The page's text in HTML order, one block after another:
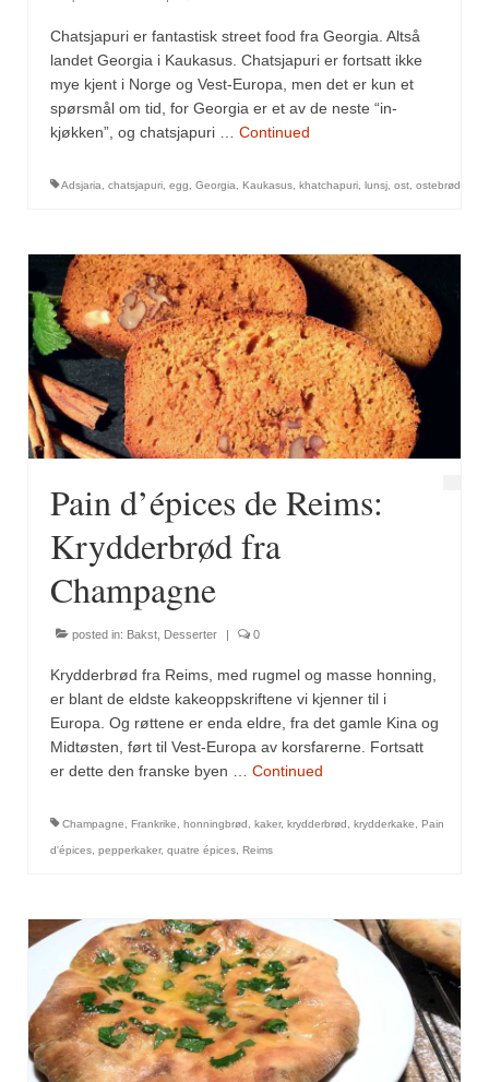
Chatsjapuri er fantastisk street food fra Georgia. Altså
landet Georgia i Kaukasus. Chatsjapuri er fortsatt ikke
mye kjent i Norge og Vest-Europa, men det er kun et
spørsmål om tid, for Georgia er et av de neste “in-
kjøkken”, og chatsjapuri … Continued
Adsjaria chatsjapuri egg Georgia Kaukasus khatchapuri lunsj ost ostebrød
Pain d’épices de Reims:
Krydderbrød fra
Champagne
posted in: Bakst, Desserter 0
Krydderbrød fra Reims, med rugmel og masse honning,
er blant de eldste kakeoppskriftene vi kjenner til i
Europa. Og røttene er enda eldre, fra det gamle Kina og
Midtøsten, ført til Vest-Europa av korsfarerne. Fortsatt
er dette den franske byen … Continued
Champagne, Frankrike, honningbrød , kaker, krydderbrød , krydderkake, Pain
d'épices, pepperkaker, quatre épices, Reims